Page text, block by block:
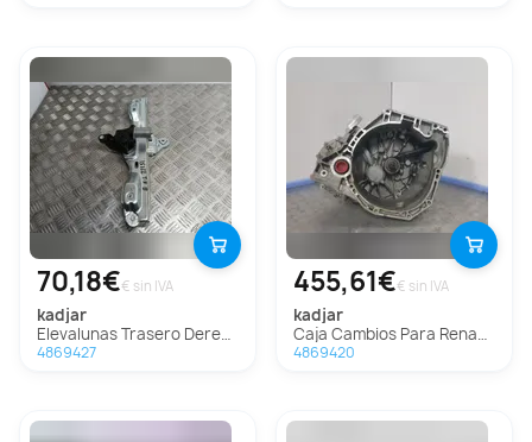
70,18€€ sin IVA
kadjar
Elevalunas Trasero Derecho Para Renault Kadjar
4869427
455,61€€ sin IVA
kadjar
Caja Cambios Para Renault Kadjar
4869420